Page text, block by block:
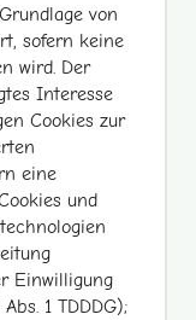
von
sofern keine
wird. Der
Interesse
Cookies zur
eine
und
Einwilligung
1 TDDDG);